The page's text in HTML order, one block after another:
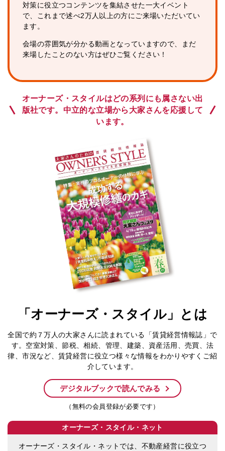
対策に役立つコンテンツを集結させた一大イベント
で、これまで述べ2万人以上の方にご来場いただいてい
ます。
会場の雰囲気が分かる動画となっていますので、まだ
来場したことのない方はぜひご覧ください！
オーナーズ・スタイルはどの系列にも属さない出
版社です。 中立的な立場から大家さんを応援して
います。
「オーナーズ・スタイル」とは
全国で約７万人の大家さんに読まれている「賃貸経営情報誌」で
す。空室対策、節税、相続、管理、建築、資産活用、売買、法
律、市況など、賃貸経営に役立つ様々な情報をわかりやすくご紹
介しています。
デジタルブックで読んでみる
（無料の会員登録が必要です）
オーナーズ・スタイル・ネット
オーナーズ・スタイル・ネットでは、不動産経営に役立つ